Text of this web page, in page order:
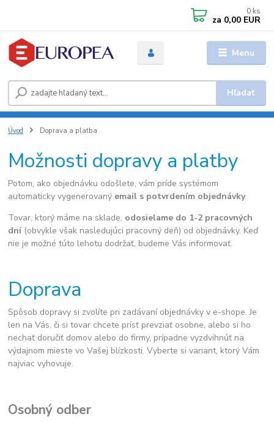
Menu
Hľadať
0 ks
za 0,00 EUR
Úvod Doprava a platba
Možnosti dopravy a platby
Potom, ako objednávku odošlete, vám príde systémom
automaticky vygenerovaný email s potvrdením objednávky.
Tovar, ktorý máme na sklade, odosielame do 1-2 pracovných
dní (obvykle však nasledujúci pracovný deň) od objednávky. Keď
nie je možné túto lehotu dodržať, budeme Vás informovať.
Doprava
Spôsob dopravy si zvolíte pri zadávaní objednávky v e-shope. Je
len na Vás, či si tovar chcete prísť prevziať osobne, alebo si ho
nechať doručiť domov alebo do firmy, prípadne vyzdvihnúť na
výdajnom mieste vo Vašej blízkosti. Vyberte si variant, ktorý Vám
najviac vyhovuje.
Osobný odber